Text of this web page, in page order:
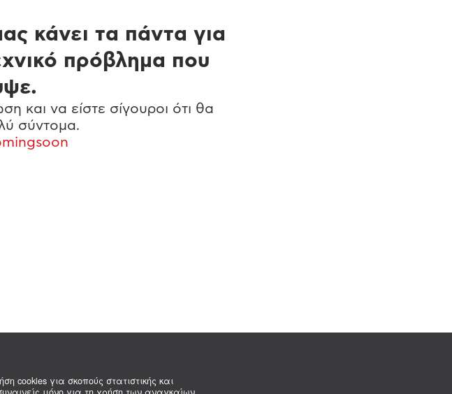
cookies για σκοπούς στατιστικής και
κάνει τα πάντα για
πρόβλημα που
και να είστε σίγουροι ότι θα
σύντομα.